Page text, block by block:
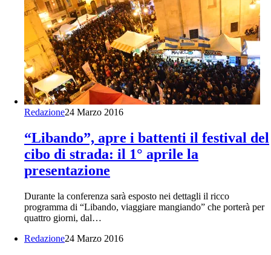
Redazione24 Marzo 2016
“Libando”, apre i battenti il festival del
cibo di strada: il 1° aprile la
presentazione
Durante la conferenza sarà esposto nei dettagli il ricco
programma di “Libando, viaggiare mangiando” che porterà per
quattro giorni, dal…
Redazione24 Marzo 2016